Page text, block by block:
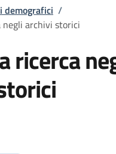
pane
demografici /
negli archivi storici
ricerca